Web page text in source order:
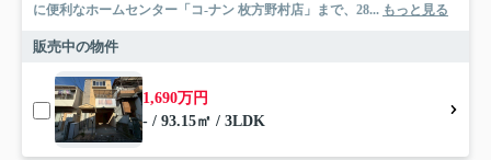
に便利なホームセンター「コ-ナン 枚方野村店」まで、28... もっと見る
販売中の物件
1,690万円
- / 93.15㎡ / 3LDK